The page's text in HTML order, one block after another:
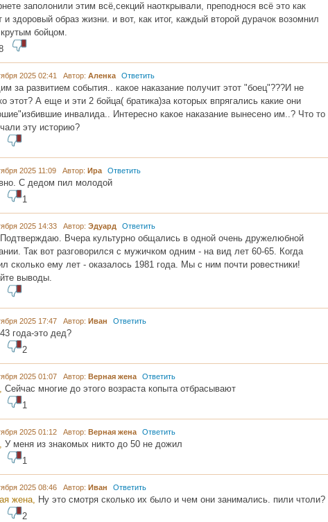
заполонили этим всё,секций наоткрывали, преподнося всё это как
и здоровый образ жизни. и вот, как итог, каждый второй дурачок возомнил
бойцом.
2025 02:41 Автор: Аленка Ответить
за развитием события.. какое наказание получит этот "боец"???И не
этот? А еще и эти 2 бойца( братика)за которых впрягались какие они
инвалида.. Интересно какое наказание вынесено им..? Что то
эту историю?
2025 11:09 Автор: Ира Ответить
С дедом пил молодой
1
2025 14:33 Автор: Эдуард Ответить
Подтверждаю. Вчера культурно общались в одной очень дружелюбной
Так вот разговорился с мужичком одним - на вид лет 60-65. Когда
сколько ему лет - оказалось 1981 года. Мы с ним почти ровестники!
выводы.
2025 17:47 Автор: Иван Ответить
43 года-это дед?
2
2025 01:07 Автор: Верная жена Ответить
Сейчас многие до этого возраста копыта отбрасывают
1
2025 01:12 Автор: Верная жена Ответить
У меня из знакомых никто до 50 не дожил
1
2025 08:46 Автор: Иван Ответить
жена, Ну это смотря сколько их было и чем они занимались. пили чтоли?
2